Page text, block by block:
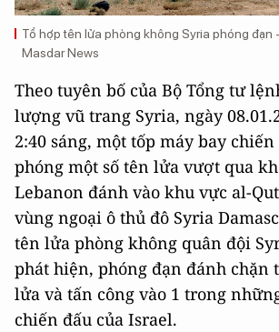
Tổ hợp tên lửa phòng không Syria phóng đạn
Masdar News
Theo tuyên bố của Bộ Tổng tư
lượng vũ trang Syria, ngày
2:40 sáng, một tốp máy bay
phóng một số tên lửa vượt qua
Lebanon đánh vào khu vực al-
vùng ngoại ô thủ đô Syria
tên lửa phòng không quân đội
phát hiện, phóng đạn đánh chặn
lửa và tấn công vào 1 trong
chiến đấu của Israel.